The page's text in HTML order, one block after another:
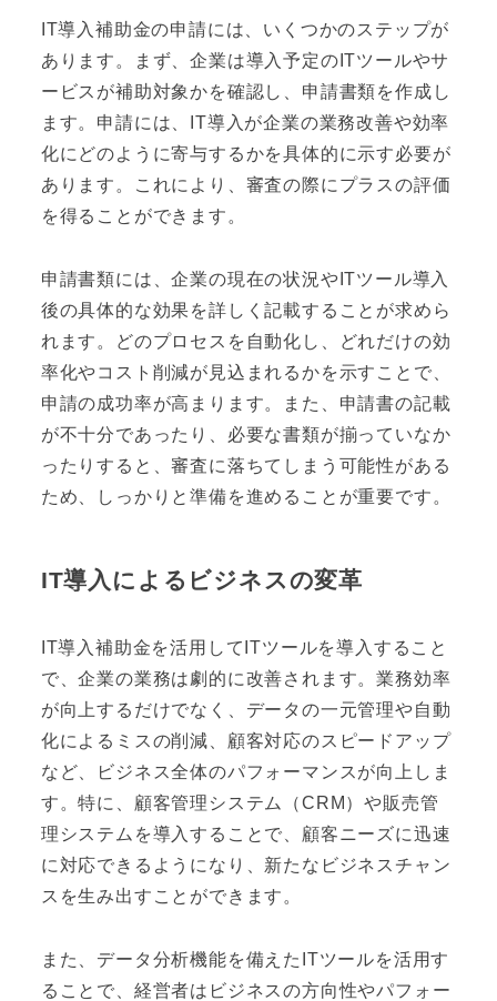
IT導入補助金の申請には、いくつかのステップが
あります。まず、企業は導入予定のITツールやサ
ービスが補助対象かを確認し、申請書類を作成し
ます。申請には、IT導入が企業の業務改善や効率
化にどのように寄与するかを具体的に示す必要が
あります。これにより、審査の際にプラスの評価
を得ることができます。
申請書類には、企業の現在の状況やITツール導入
後の具体的な効果を詳しく記載することが求めら
れます。どのプロセスを自動化し、どれだけの効
率化やコスト削減が見込まれるかを示すことで、
申請の成功率が高まります。また、申請書の記載
が不十分であったり、必要な書類が揃っていなか
ったりすると、審査に落ちてしまう可能性がある
ため、しっかりと準備を進めることが重要です。
IT導入によるビジネスの変革
IT導入補助金を活用してITツールを導入すること
で、企業の業務は劇的に改善されます。業務効率
が向上するだけでなく、データの一元管理や自動
化によるミスの削減、顧客対応のスピードアップ
など、ビジネス全体のパフォーマンスが向上しま
す。特に、顧客管理システム（CRM）や販売管
理システムを導入することで、顧客ニーズに迅速
に対応できるようになり、新たなビジネスチャン
スを生み出すことができます。
また、データ分析機能を備えたITツールを活用す
ることで、経営者はビジネスの方向性やパフォー